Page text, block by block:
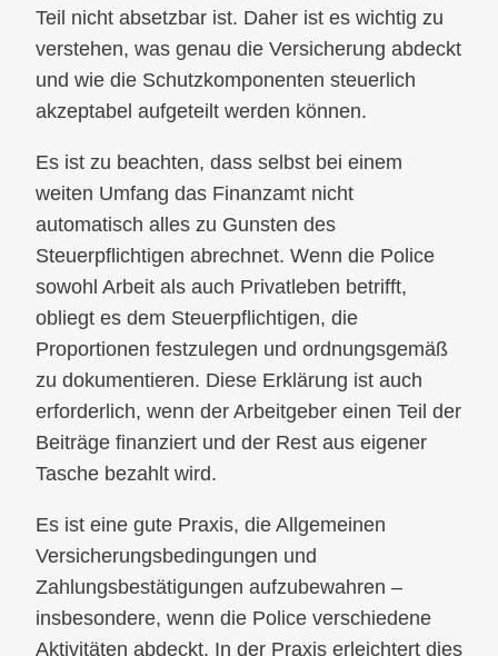
Teil nicht absetzbar ist. Daher ist es wichtig zu
verstehen, was genau die Versicherung abdeckt
und wie die Schutzkomponenten steuerlich
akzeptabel aufgeteilt werden können.
Es ist zu beachten, dass selbst bei einem
weiten Umfang das Finanzamt nicht
automatisch alles zu Gunsten des
Steuerpflichtigen abrechnet. Wenn die Police
sowohl Arbeit als auch Privatleben betrifft,
obliegt es dem Steuerpflichtigen, die
Proportionen festzulegen und ordnungsgemäß
zu dokumentieren. Diese Erklärung ist auch
erforderlich, wenn der Arbeitgeber einen Teil der
Beiträge finanziert und der Rest aus eigener
Tasche bezahlt wird.
Es ist eine gute Praxis, die Allgemeinen
Versicherungsbedingungen und
Zahlungsbestätigungen aufzubewahren –
insbesondere, wenn die Police verschiedene
Aktivitäten abdeckt. In der Praxis erleichtert dies